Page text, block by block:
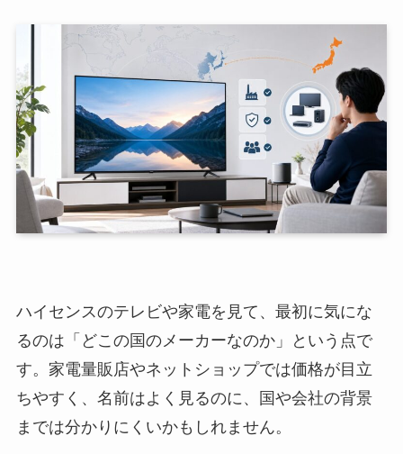
ハイセンスのテレビや家電を見て、最初に気にな
るのは「どこの国のメーカーなのか」という点で
す。家電量販店やネットショップでは価格が目立
ちやすく、名前はよく見るのに、国や会社の背景
までは分かりにくいかもしれません。